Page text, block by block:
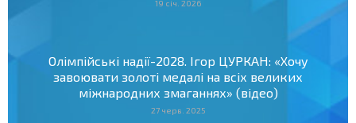
19 січ. 2026
Олімпійські надії-2028. Ігор ЦУРКАН: «Хочу
завоювати золоті медалі на всіх великих
міжнародних змаганнях» (відео)
27 черв. 2025